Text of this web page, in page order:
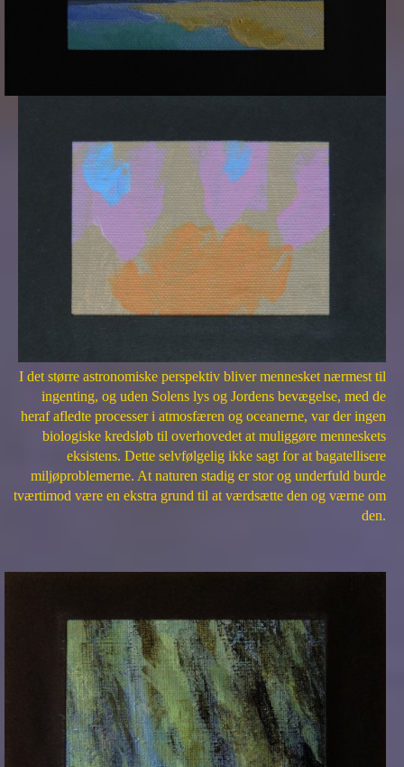
I det større astronomiske perspektiv bliver mennesket nærmest til
ingenting, og uden Solens lys og Jordens bevægelse, med de
heraf afledte processer i atmosfæren og oceanerne, var der ingen
biologiske kredsløb til overhovedet at muliggøre menneskets
eksistens. Dette selvfølgelig ikke sagt for at bagatellisere
miljøproblemerne. At naturen stadig er stor og underfuld burde
tværtimod være en ekstra grund til at værdsætte den og værne om
den.